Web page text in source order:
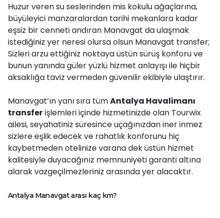
Huzur veren su seslerinden mis kokulu ağaçlarına,
büyüleyici manzaralardan tarihi mekanlara kadar
eşsiz bir cenneti andıran Manavgat da ulaşmak
istediğiniz yer neresi olursa olsun Manavgat transfer;
Sizleri arzu ettiğiniz noktaya üstün sürüş konforu ve
bunun yanında güler yüzlü hizmet anlayışı ile hiçbir
aksaklığa taviz vermeden güvenilir ekibiyle ulaştırır.
Manavgat’ın yanı sıra tümAntalya Havalimanı
transferişlemleri içinde hizmetinizde olan Tourwix
ailesi, seyahatiniz süresince uçağınızdan iner inmez
sizlere eşlik edecek ve rahatlık konforunu hiç
kaybetmeden otelinize varana dek üstün hizmet
kalitesiyle duyacağınız memnuniyeti garanti altına
alarak vazgeçilmezleriniz arasında yer alacaktır.
Antalya Manavgat arası kaç km?